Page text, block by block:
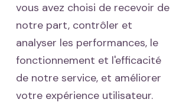
vous avez choisi de recevoir de
notre part, contrôler et
analyser les performances, le
fonctionnement et l'efficacité
de notre service, et améliorer
votre expérience utilisateur.